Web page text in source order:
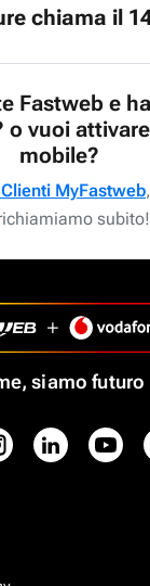
chiama il
Fastweb e
o vuoi
mobile?
MyFastweb
subito!
siamo futuro